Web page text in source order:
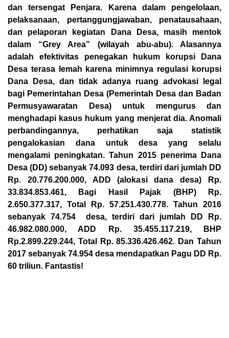
dan tersengat Penjara. Karena dalam pengelolaan,
pelaksanaan, pertanggungjawaban, penatausahaan,
dan pelaporan kegiatan Dana Desa, masih mentok
dalam “Grey Area” (wilayah abu-abu). Alasannya
adalah efektivitas penegakan hukum korupsi Dana
Desa terasa lemah karena minimnya regulasi korupsi
Dana Desa, dan tidak adanya ruang advokasi legal
bagi Pemerintahan Desa (Pemerintah Desa dan Badan
Permusyawaratan Desa) untuk mengurus dan
menghadapi kasus hukum yang menjerat dia. Anomali
perbandingannya, perhatikan saja statistik
pengalokasian dana untuk desa yang selalu
mengalami peningkatan. Tahun 2015 penerima Dana
Desa (DD) sebanyak 74.093 desa, terdiri dari jumlah DD
Rp. 20.776.200.000, ADD (alokasi dana desa) Rp.
33.834.853.461, Bagi Hasil Pajak (BHP) Rp.
2.650.377.317, Total Rp. 57.251.430.778. Tahun 2016
sebanyak 74.754 desa, terdiri dari jumlah DD Rp.
46.982.080.000, ADD Rp. 35.455.117.219, BHP
Rp.2.899.229.244, Total Rp. 85.336.426.462. Dan Tahun
2017 sebanyak 74.954 desa mendapatkan Pagu DD Rp.
60 triliun. Fantastis!